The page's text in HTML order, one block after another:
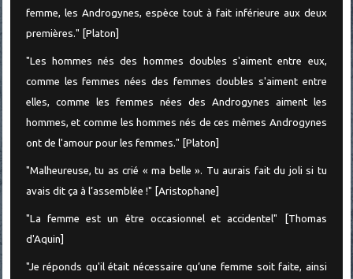
femme, les Androgynes, espèce tout à fait inférieure aux deux
premières." [Platon]
"Les hommes nés des hommes doubles s'aiment entre eux,
comme les femmes nées des femmes doubles s'aiment entre
elles, comme les femmes nées des Androgynes aiment les
hommes, et comme les hommes nés de ces mêmes Androgynes
ont de l'amour pour les femmes." [Platon]
"Malheureuse, tu as crié « ma belle ». Tu aurais fait du joli si tu
avais dit ça à l’assemblée !" [Aristophane]
"La femme est un être occasionnel et accidentel" [Thomas
d'Aquin]
"Je réponds qu'il était nécessaire qu’une femme soit faite, ainsi